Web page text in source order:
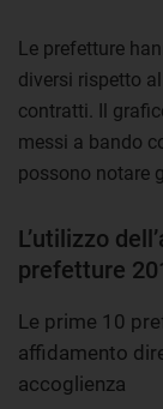
Le prefetture
diversi rispetto
contratti. Il
messi a bando
possono notare
L’utilizzo
prefetture
Le prime 10
affidamento
accoglienza